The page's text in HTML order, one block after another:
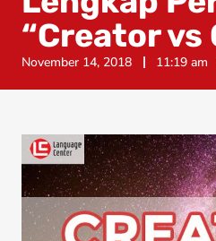
“Creator vs
November 14, 2018 11:19 am